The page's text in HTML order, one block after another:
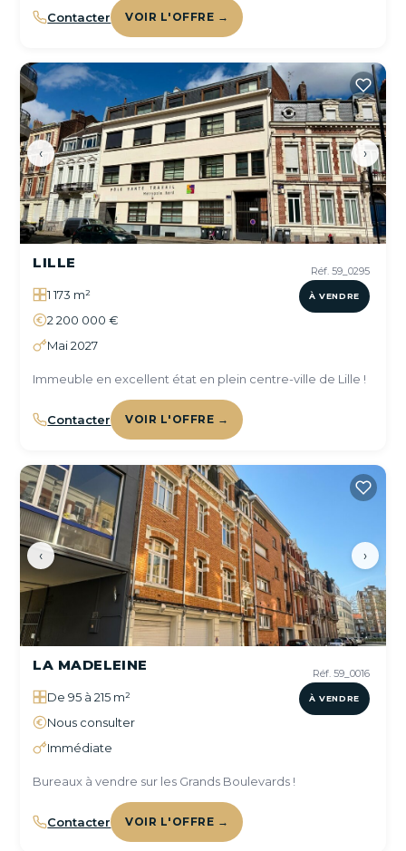
Contacter VOIR L'OFFRE →
‹ ›
Réf. 59_0295
À VENDRE
LILLE
1 173 m²
2 200 000 €
Mai 2027
Immeuble en excellent état en plein centre-ville de Lille !
Contacter VOIR L'OFFRE →
‹ ›
Réf. 59_0016
À VENDRE
LA MADELEINE
De 95 à 215 m²
Nous consulter
Immédiate
Bureaux à vendre sur les Grands Boulevards !
Contacter VOIR L'OFFRE →